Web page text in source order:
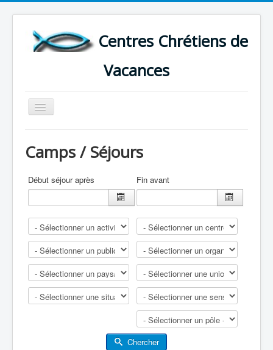
Centres Chrétiens de
Vacances
Basculer
la
CARTE DES CENTRES DE VACANCES .
LISTE DES SEJOURS DE VACANCES 2026
Camps / Séjours
Début séjour après Fin avant
Chercher